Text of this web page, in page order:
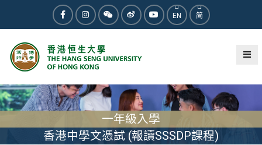
EN 简
一年級入學
香港中學文憑試 (報讀SSSDP課程)